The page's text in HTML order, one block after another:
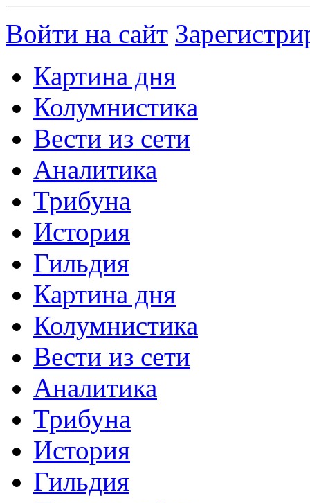
Войти на сайт
Картина дня
Колумнистика
Вести из сети
Аналитика
Трибуна
История
Гильдия
Картина дня
Колумнистика
Вести из сети
Аналитика
Трибуна
История
Гильдия